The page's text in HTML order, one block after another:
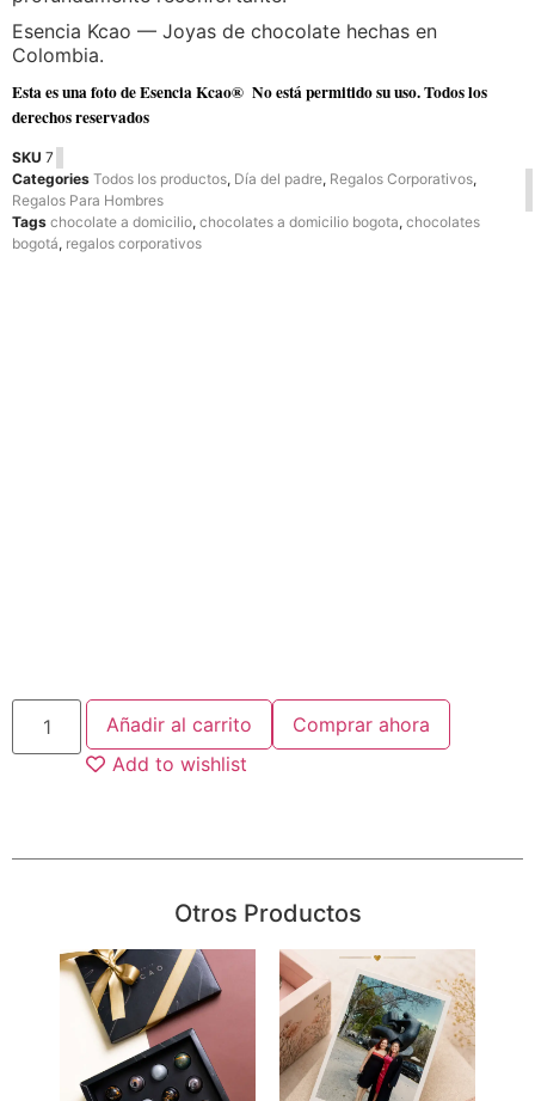
Esencia Kcao — Joyas de chocolate hechas en
Colombia.
Esta es una foto de Esencia Kcao® No está permitido su uso. Todos los
derechos reservados
SKU 7
Categories Todos los productos, Día del padre, Regalos Corporativos,
Regalos Para Hombres
Tags chocolate a domicilio, chocolates a domicilio bogota, chocolates
bogotá, regalos corporativos
Añadir al carrito
Comprar ahora
Add to wishlist
Otros Productos